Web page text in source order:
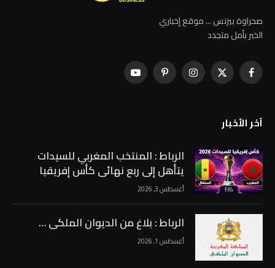
صحراوة بيزنس ... موقع إخباري
الخبر بأمل متجدد
فيسبوكX
الانستغرامبينتيريستيوتيوب
آخر الأخبار
الرباط : المنتخب المغربي للسيدات
يتأهل إلى ربع نهائي كأس إفريقيا
متصدراً مجموعته …
أغسطس 3, 2026
الرباط : بلاغ من الديوان الملكي …
أغسطس 1, 2026